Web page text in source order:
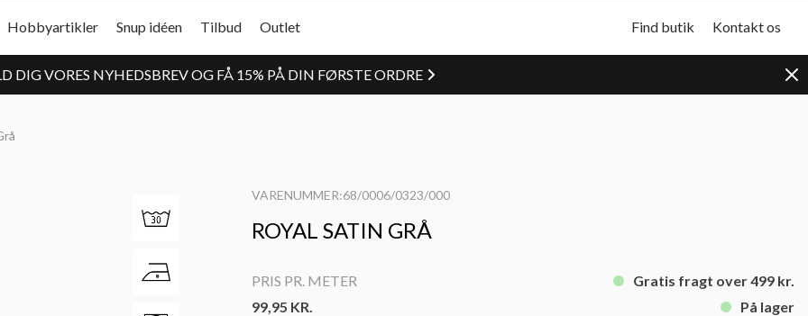
Hobbyartikler Snup idéen Tilbud Outlet Find butik Kontakt os
DIG VORES NYHEDSBREV OG FÅ 15% PÅ DIN FØRSTE ORDRE
VARENUMMER:68/0006/0323/000
ROYAL SATIN GRÅ
PRIS PR. METER
99,95 KR.
Gratis fragt over 499 kr.
På lager